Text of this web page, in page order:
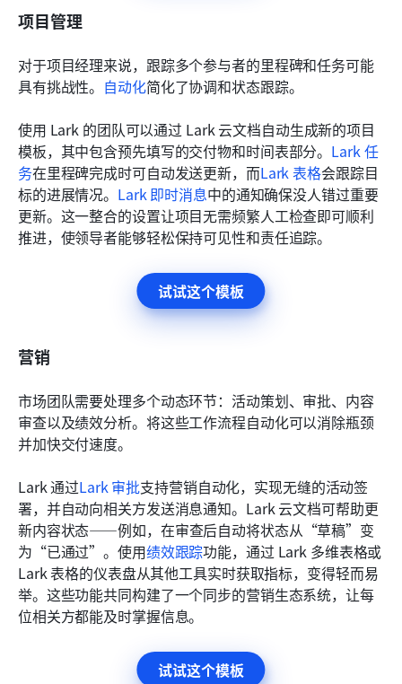
项目管理
对于项目经理来说，跟踪多个参与者的里程碑和任务可能
具有挑战性。 自动化简化了协调和状态跟踪。
使用 Lark 的团队可以通过 Lark 云文档自动生成新的项目
模板，其中包含预先填写的交付物和时间表部分。 Lark 任
务在里程碑完成时可自动发送更新，而Lark 表格会跟踪目
标的进展情况。 Lark 即时消息中的通知确保没人错过重要
更新。这一整合的设置让项目无需频繁人工检查即可顺利
推进，使领导者能够轻松保持可见性和责任追踪。
试试这个模板
营销
市场团队需要处理多个动态环节：活动策划、审批、内容
审查以及绩效分析。将这些工作流程自动化可以消除瓶颈
并加快交付速度。
Lark 通过Lark 审批支持营销自动化，实现无缝的活动签
署，并自动向相关方发送消息通知。Lark 云文档可帮助更
新内容状态——例如，在审查后自动将状态从“草稿”变
为“已通过”。使用绩效跟踪功能，通过 Lark 多维表格或
Lark 表格的仪表盘从其他工具实时获取指标，变得轻而易
举。这些功能共同构建了一个同步的营销生态系统，让每
位相关方都能及时掌握信息。
试试这个模板